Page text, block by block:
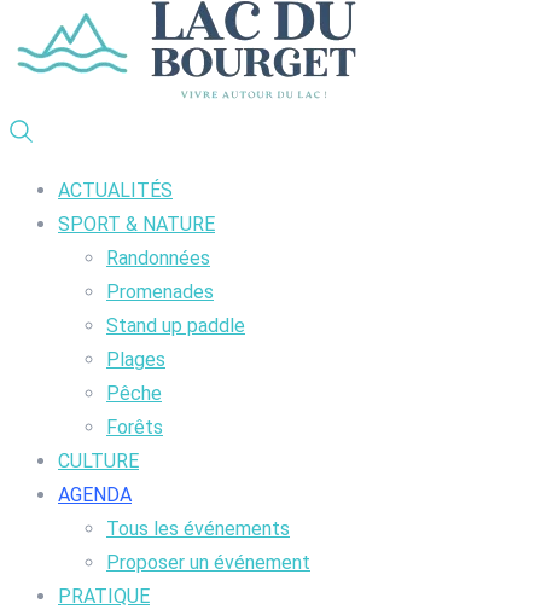
ACTUALITÉS
SPORT & NATURE
Randonnées
Promenades
Stand up paddle
Plages
Pêche
Forêts
CULTURE
AGENDA
Tous les événements
Proposer un événement
PRATIQUE